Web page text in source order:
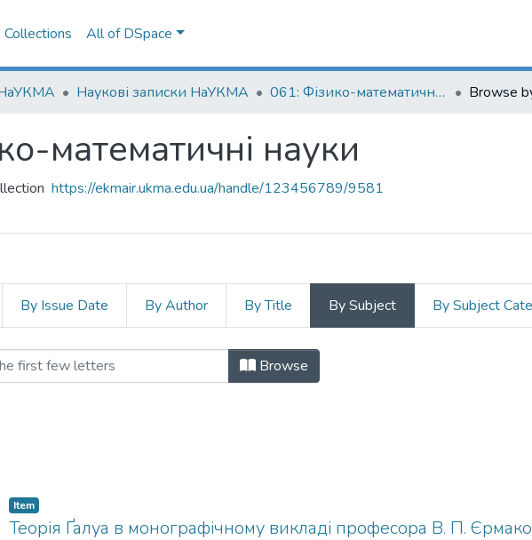
All of DSpace
Наукові записки НаУКМА 061: Фізико-математичні науки Browse
математичні науки
https://ekmair.ukma.edu.ua/handle/123456789/9581
By Issue Date By Author By Title By Subject By Subject
математичні науки by Subject
Browse
Item
Теорія Ґалуа в монографічному викладі професора В. П.